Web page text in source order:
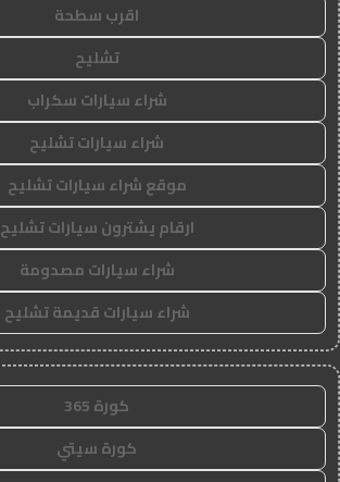
اقرب سطحة
تشليح
شراء سيارات سكراب
شراء سيارات تشليح
موقع شراء سيارات تشليح
ارقام يشترون سيارات تشليح
شراء سيارات مصدومة
شراء سيارات قديمة تشليح
كورة 365
كورة سيتي